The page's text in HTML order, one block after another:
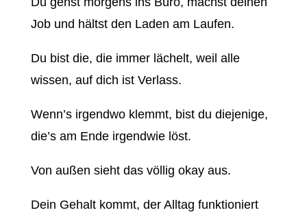
Job und hältst den Laden am Laufen.
Du bist die, die immer lächelt, weil alle
wissen, auf dich ist Verlass.
Wenn’s irgendwo klemmt, bist du diejenige,
die’s am Ende irgendwie löst.
Von außen sieht das völlig okay aus.
Dein Gehalt kommt, der Alltag funktioniert